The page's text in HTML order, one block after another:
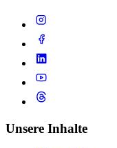
Unsere Inhalte